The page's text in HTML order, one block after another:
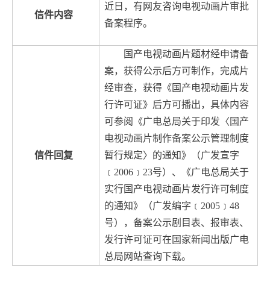
信件内容
近日，有网友咨询电视动画片审批
备案程序。
信件回复
国产电视动画片题材经申请备
案，获得公示后方可制作，完成片
经审查，获得《国产电视动画片发
行许可证》后方可播出，具体内容
可参阅《广电总局关于印发〈国产
电视动画片制作备案公示管理制度
暂行规定〉的通知》（广发宣字
﹝2006﹞23号）、《广电总局关于
实行国产电视动画片发行许可制度
的通知》（广发编字﹝2005﹞48
号），备案公示剧目表、报审表、
发行许可证可在国家新闻出版广电
总局网站查询下载。